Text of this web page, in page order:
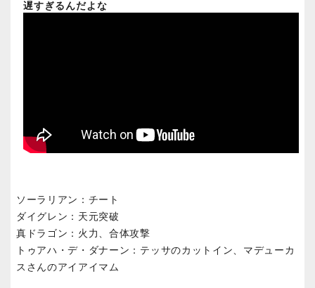
遅すぎるんだよな
ソーラリアン：チート
ダイグレン：天元突破
真ドラゴン：火力、合体攻撃
トゥアハ・デ・ダナーン：テッサのカットイン、マデューカ
スさんのアイアイマム